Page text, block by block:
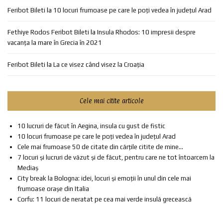
Feribot Bileti la 10 locuri frumoase pe care le poți vedea în județul Arad
Fethiye Rodos Feribot Bileti la Insula Rhodos: 10 impresii despre
vacanța la mare în Grecia în 2021
Feribot Bileti la La ce visez când visez la Croația
Cele mai citite articole
10 lucruri de făcut în Aegina, insula cu gust de fistic
10 locuri frumoase pe care le poți vedea în județul Arad
Cele mai frumoase 50 de citate din cărțile citite de mine...
7 locuri și lucruri de văzut și de făcut, pentru care ne tot întoarcem la
Mediaș
City break la Bologna: idei, locuri și emoții în unul din cele mai
frumoase orașe din Italia
Corfu: 11 locuri de neratat pe cea mai verde insulă grecească